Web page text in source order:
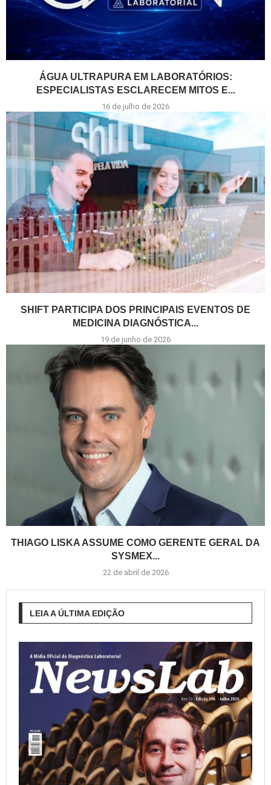
ÁGUA ULTRAPURA EM LABORATÓRIOS:
ESPECIALISTAS ESCLARECEM MITOS E...
16 de julho de 2026
SHIFT PARTICIPA DOS PRINCIPAIS EVENTOS DE
MEDICINA DIAGNÓSTICA...
19 de junho de 2026
THIAGO LISKA ASSUME COMO GERENTE GERAL DA
SYSMEX...
22 de abril de 2026
LEIA A ÚLTIMA EDIÇÃO